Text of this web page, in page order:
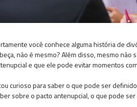
você conhece alguma história de
não é mesmo? Além disso, mesmo
e que ele pode evitar momentos
curioso para saber o que pode ser
sobre o pacto antenupcial, o que pode